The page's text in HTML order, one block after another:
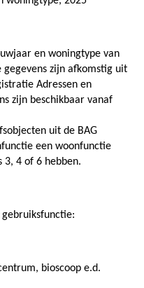
en woningtype van
zijn afkomstig uit
Adressen en
zijn beschikbaar vanaf
uit de BAG
een woonfunctie
3, 4 of 6 hebben.
gebruiksfunctie:
bioscoop e.d.